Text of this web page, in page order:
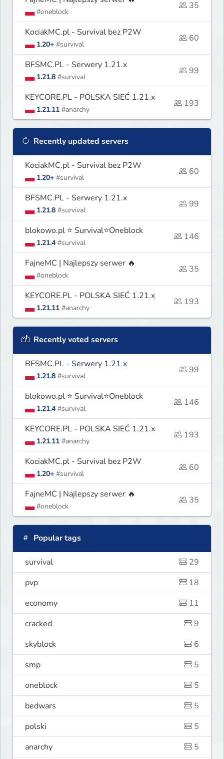
#oneblock
35
KociakMC.pl - Survival bez P2W
1.20+ #survival
60
BFSMC.PL - Serwery 1.21.x
1.21.8 #survival
99
KEYCORE.PL - POLSKA SIEĆ 1.21.x
1.21.11 #anarchy
193
Recently updated servers
KociakMC.pl - Survival bez P2W
1.20+ #survival
60
BFSMC.PL - Serwery 1.21.x
1.21.8 #survival
99
blokowo.pl ⭐ Survival⭐Oneblock
1.21.4 #survival
146
FajneMC | Najlepszy serwer 🔥
#oneblock
35
KEYCORE.PL - POLSKA SIEĆ 1.21.x
1.21.11 #anarchy
193
Recently voted servers
BFSMC.PL - Serwery 1.21.x
1.21.8 #survival
99
blokowo.pl ⭐ Survival⭐Oneblock
1.21.4 #survival
146
KEYCORE.PL - POLSKA SIEĆ 1.21.x
1.21.11 #anarchy
193
KociakMC.pl - Survival bez P2W
1.20+ #survival
60
FajneMC | Najlepszy serwer 🔥
#oneblock
35
Popular tags
survival
29
pvp
18
economy
11
cracked
9
skyblock
6
smp
5
oneblock
5
bedwars
5
polski
5
anarchy
5